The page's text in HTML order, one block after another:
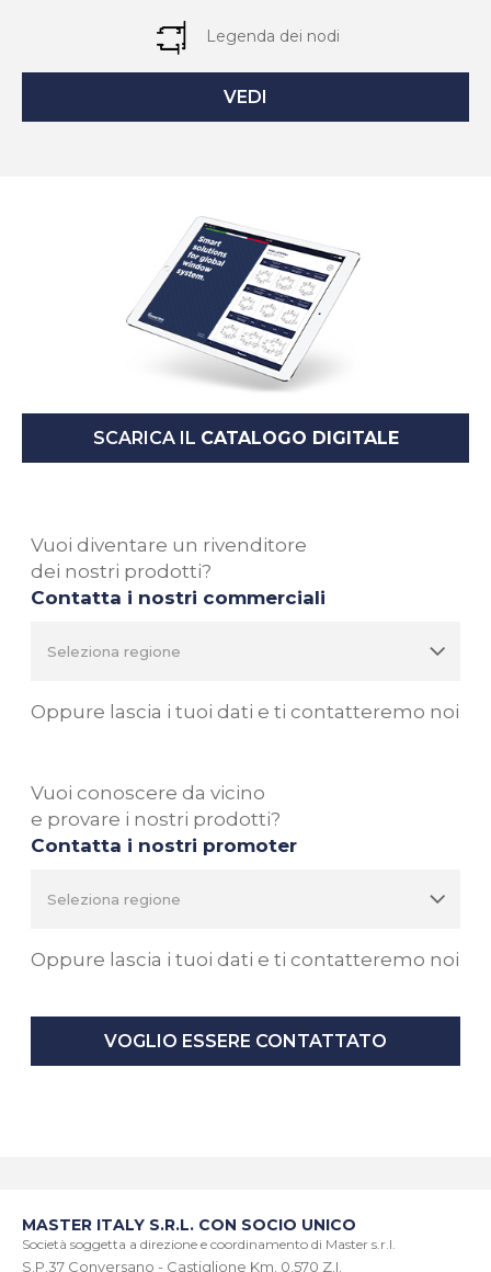
Legenda dei nodi
VEDI
SCARICA IL CATALOGO DIGITALE
Vuoi diventare un rivenditore
dei nostri prodotti?
Contatta i nostri commerciali
Oppure lascia i tuoi dati e ti contatteremo noi
Vuoi conoscere da vicino
e provare i nostri prodotti?
Contatta i nostri promoter
Oppure lascia i tuoi dati e ti contatteremo noi
VOGLIO ESSERE CONTATTATO
MASTER ITALY S.R.L. CON SOCIO UNICO
Società soggetta a direzione e coordinamento di Master s.r.l.
S.P.37 Conversano - Castiglione Km. 0,570 Z.I.